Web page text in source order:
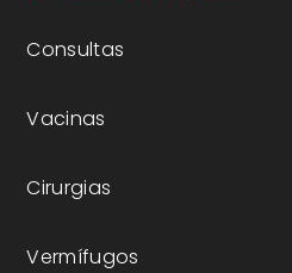
Consultas
Vacinas
Cirurgias
Vermífugos